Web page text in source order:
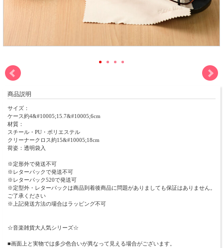
商品説明
サイズ：
ケース約4&#10005;15.7&#10005;6cm
材質：
スチール・PU・ポリエステル
クリーナークロス約15&#10005;18cm
荷姿：透明袋入
※定形外で発送不可
※レターパックで発送不可
※レターパック520で発送可
※定型外・レターパックは商品到着後商品に問題がありましても保証はありません。
ご了承ください
※上記発送方法の場合はラッピング不可
☆音楽雑貨大人気シリーズ☆
■画面上と実物では多少色合いが異なって見える場合がございます。